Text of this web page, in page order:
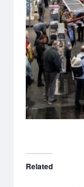
Related